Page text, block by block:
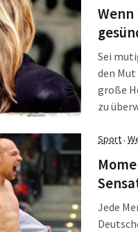
Petition
Protest
Sei
den
große
zu
Sport·
Jede